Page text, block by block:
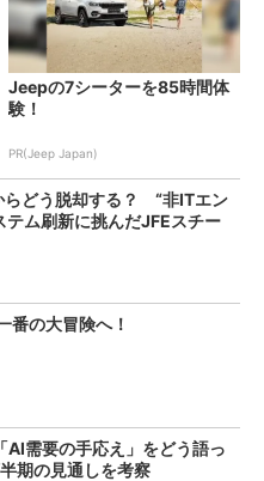
Jeepの7シーターを85時間体
験！
PR(Jeep Japan)
らどう脱却する？ “非ITエン
テム刷新に挑んだJFEスチー
番の大冒険へ！
AI需要の手応え」をどう語っ
期の見通しを考察